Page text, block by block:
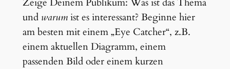
Zeige Deinem Publikum: Was ist das Thema
und warumist es interessant? Beginne hier
am besten mit einem „Eye Catcher“, z.B.
einem aktuellen Diagramm, einem
passenden Bild oder einem kurzen